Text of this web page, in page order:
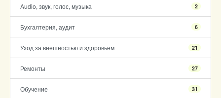
Audio, звук, голос, музыка 2
Бухгалтерия, аудит 6
Уход за внешностью и здоровьем 21
Ремонты 27
Обучение 31